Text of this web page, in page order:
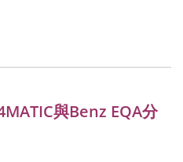
與Benz EQA分